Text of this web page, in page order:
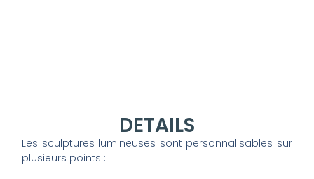
DETAILS
Les sculptures lumineuses sont personnalisables sur
plusieurs points :